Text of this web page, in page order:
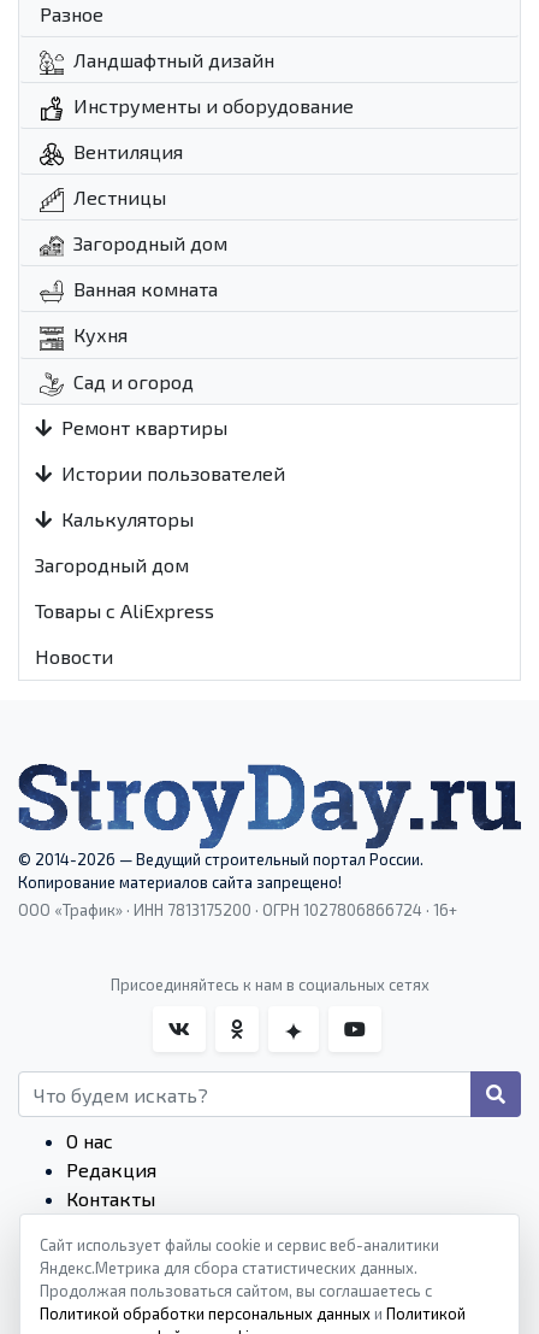
Разное
Ландшафтный дизайн
Инструменты и оборудование
Вентиляция
Лестницы
Загородный дом
Ванная комната
Кухня
Сад и огород
Ремонт квартиры
Истории пользователей
Калькуляторы
Загородный дом
Товары с AliExpress
Новости
© 2014-2026 — Ведущий строительный портал России.
Копирование материалов сайта запрещено!
ООО «Трафик» · ИНН 7813175200 · ОГРН 1027806866724 · 16+
Присоединяйтесь к нам в социальных сетях
О нас
Редакция
Контакты
Пользовательское соглашение
Монетизация сайтов
Политика конфиденциальности
Сайт использует файлы cookie и сервис веб-аналитики
Яндекс.Метрика для сбора статистических данных.
Продолжая пользоваться сайтом, вы соглашаетесь с
Политикой обработки персональных данных и Политикой